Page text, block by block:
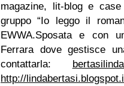
magazine, lit-blog e case
gruppo “Io leggo il
EWWA.Sposata e con
Ferrara dove gestisce
contattarla:
http://